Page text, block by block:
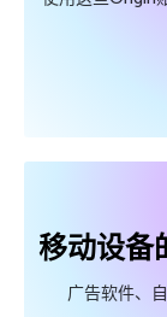
移动设备
广告软件、